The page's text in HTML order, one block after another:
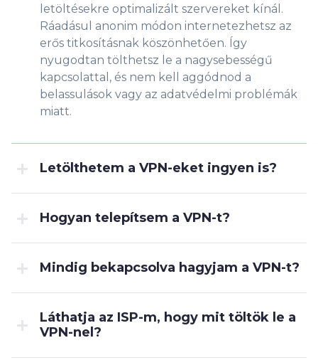
letöltésekre optimalizált szervereket kínál.
Ráadásul anonim módon internetezhetsz az
erős titkosításnak köszönhetően. Így
nyugodtan tölthetsz le a nagysebességű
kapcsolattal, és nem kell aggódnod a
belassulások vagy az adatvédelmi problémák
miatt.
Letölthetem a VPN-eket ingyen is?
Hogyan telepítsem a VPN-t?
Mindig bekapcsolva hagyjam a VPN-t?
Láthatja az ISP-m, hogy mit töltök le a
VPN-nel?